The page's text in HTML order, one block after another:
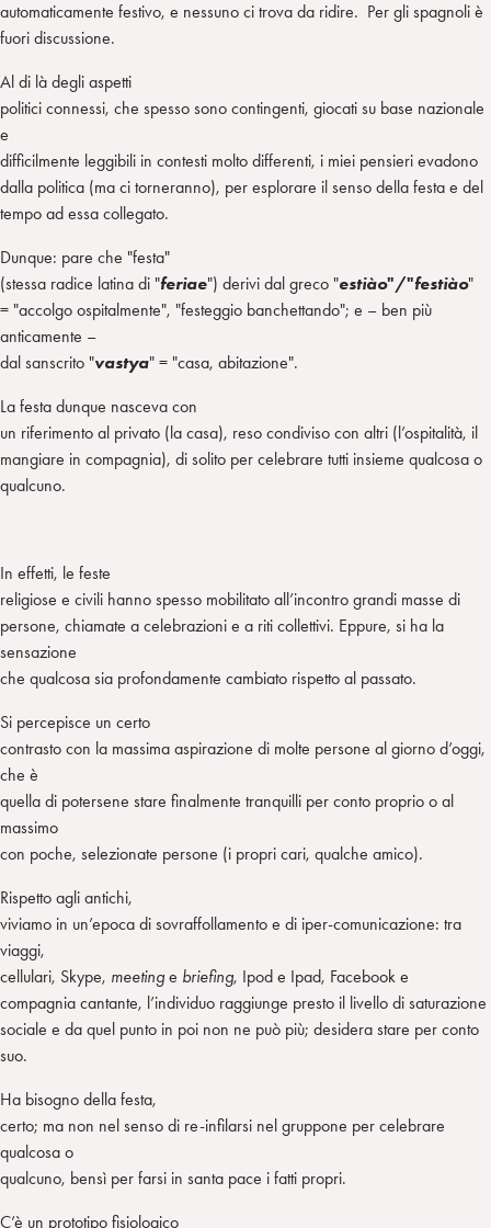
automaticamente festivo, e nessuno ci trova da ridire. Per gli spagnoli è
fuori discussione.
Al di là degli aspetti
politici connessi, che spesso sono contingenti, giocati su base nazionale
e
difficilmente leggibili in contesti molto differenti, i miei pensieri evadono
dalla politica (ma ci torneranno), per esplorare il senso della festa e del
tempo ad essa collegato.
Dunque: pare che "festa"
(stessa radice latina di "feriae") derivi dal greco "estiào"/"festiào"
= "accolgo ospitalmente", "festeggio banchettando"; e – ben più
anticamente –
dal sanscrito "vastya" = "casa, abitazione".
La festa dunque nasceva con
un riferimento al privato (la casa), reso condiviso con altri (l’ospitalità, il
mangiare in compagnia), di solito per celebrare tutti insieme qualcosa o
qualcuno.
In effetti, le feste
religiose e civili hanno spesso mobilitato all’incontro grandi masse di
persone, chiamate a celebrazioni e a riti collettivi. Eppure, si ha la
sensazione
che qualcosa sia profondamente cambiato rispetto al passato.
Si percepisce un certo
contrasto con la massima aspirazione di molte persone al giorno d’oggi,
che è
quella di potersene stare finalmente tranquilli per conto proprio o al
massimo
con poche, selezionate persone (i propri cari, qualche amico).
Rispetto agli antichi,
viviamo in un’epoca di sovraffollamento e di iper-comunicazione: tra
viaggi,
cellulari, Skype, meeting e briefing, Ipod e Ipad, Facebook e
compagnia cantante, l’individuo raggiunge presto il livello di saturazione
sociale e da quel punto in poi non ne può più; desidera stare per conto
suo.
Ha bisogno della festa,
certo; ma non nel senso di re-infilarsi nel gruppone per celebrare
qualcosa o
qualcuno, bensì per farsi in santa pace i fatti propri.
C’è un prototipo fisiologico